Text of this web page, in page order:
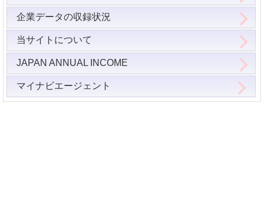
企業データの収録状況
当サイトについて
JAPAN ANNUAL INCOME
マイナビエージェント